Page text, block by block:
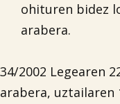
ohituren bidez
arabera.
34/2002 Legearen
arabera, uztailaren